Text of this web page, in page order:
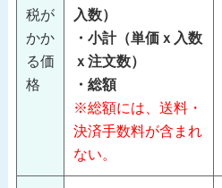
税が
かか
る価
格
入数）
・小計（単価ｘ入数
ｘ注文数）
・総額
※総額には、送料・
決済手数料が含まれ
ない。